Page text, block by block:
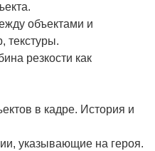
объектами и
текстуры.
резкости как
в кадре. История и
указывающие на героя.